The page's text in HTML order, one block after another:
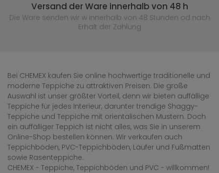
Versand der Ware innerhalb von 48 h
Die Ware senden wir w innerhalb von 48 Stunden od nach
Erhalt der Zahlung
Bei CHEMEX kaufen Sie online hochwertige traditionelle und
moderne Teppiche zu attraktiven Preisen. Die große
Auswahl ist unser größter Vorteil, denn wir bieten auffällige
Teppiche für jedes Interieur, darunter trendige Shaggy-
Teppiche und Teppiche mit orientalischen Mustern. Doch
ein auffälliger Teppich ist nicht alles, was Sie in unserem
Online-Shop bestellen können. Wir verkaufen auch
Teppichböden, PVC-Teppichböden, Läufer und Fußmatten
sowie Rasenteppiche.
CHEMEX - Teppiche, Teppichböden und PVC - willkommen!